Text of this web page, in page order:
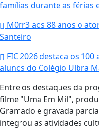
famílias durante as férias
M0rr3 aos 88 anos o
Santeiro
FIC 2026 destaca os
alunos do Colégio Ulbra
Entre os destaques da
filme "Uma Em Mil",
Gramado e gravada
integrou as atividades